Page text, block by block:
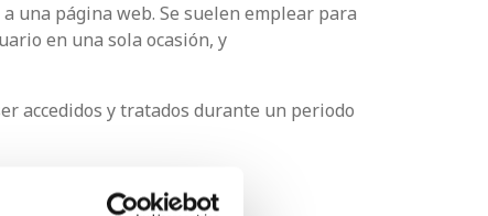
una página web. Se suelen emplear para
en una sola ocasión, y
accedidos y tratados durante un periodo